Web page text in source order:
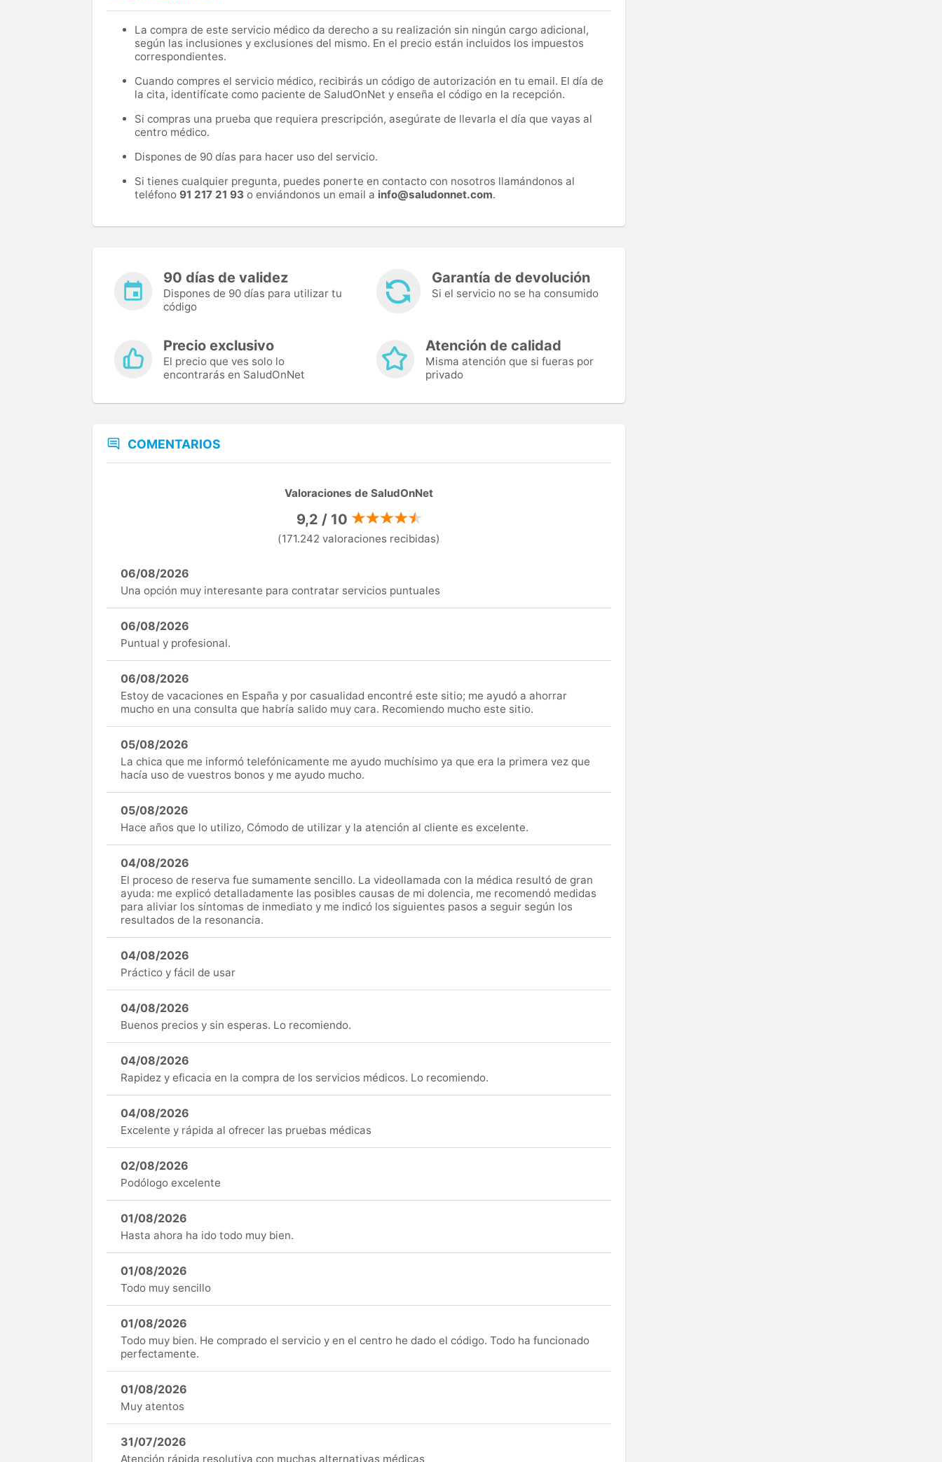
La compra de este servicio médico da derecho a su realización sin ningún cargo adicional,
según las inclusiones y exclusiones del mismo. En el precio están incluidos los impuestos
correspondientes.
Cuando compres el servicio médico, recibirás un código de autorización en tu email. El día de
la cita, identifícate como paciente de SaludOnNet y enseña el código en la recepción.
Si compras una prueba que requiera prescripción, asegúrate de llevarla el día que vayas al
centro médico.
Dispones de 90 días para hacer uso del servicio.
Si tienes cualquier pregunta, puedes ponerte en contacto con nosotros llamándonos al
teléfono 91 217 21 93 o enviándonos un email a info@saludonnet.com.
90 días de validez
Dispones de 90 días para utilizar tu
código
Garantía de devolución
Si el servicio no se ha consumido
Precio exclusivo
El precio que ves solo lo
encontrarás en SaludOnNet
Atención de calidad
Misma atención que si fueras por
privado
COMENTARIOS
Valoraciones de SaludOnNet
9,2 / 10
(171.242 valoraciones recibidas)
06/08/2026
Una opción muy interesante para contratar servicios puntuales
06/08/2026
Puntual y profesional.
06/08/2026
Estoy de vacaciones en España y por casualidad encontré este sitio; me ayudó a ahorrar
mucho en una consulta que habría salido muy cara. Recomiendo mucho este sitio.
05/08/2026
La chica que me informó telefónicamente me ayudo muchísimo ya que era la primera vez que
hacía uso de vuestros bonos y me ayudo mucho.
05/08/2026
Hace años que lo utilizo, Cómodo de utilizar y la atención al cliente es excelente.
04/08/2026
El proceso de reserva fue sumamente sencillo. La videollamada con la médica resultó de gran
ayuda: me explicó detalladamente las posibles causas de mi dolencia, me recomendó medidas
para aliviar los síntomas de inmediato y me indicó los siguientes pasos a seguir según los
resultados de la resonancia.
04/08/2026
Práctico y fácil de usar
04/08/2026
Buenos precios y sin esperas. Lo recomiendo.
04/08/2026
Rapidez y eficacia en la compra de los servicios médicos. Lo recomiendo.
04/08/2026
Excelente y rápida al ofrecer las pruebas médicas
02/08/2026
Podólogo excelente
01/08/2026
Hasta ahora ha ido todo muy bien.
01/08/2026
Todo muy sencillo
01/08/2026
Todo muy bien. He comprado el servicio y en el centro he dado el código. Todo ha funcionado
perfectamente.
01/08/2026
Muy atentos
31/07/2026
Atención rápida resolutiva con muchas alternativas médicas